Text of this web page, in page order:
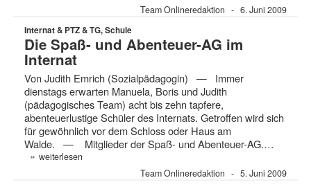
Team Onlineredaktion
6. Juni 2009
Internat & PTZ & TG, Schule
Die Spaß- und Abenteuer-AG im
Internat
Von Judith Emrich (Sozialpädagogin) — Immer
dienstags erwarten Manuela, Boris und Judith
(pädagogisches Team) acht bis zehn tapfere,
abenteuerlustige Schüler des Internats. Getroffen wird sich
für gewöhnlich vor dem Schloss oder Haus am
Walde. — Mitglieder der Spaß- und Abenteuer-AG.…
» weiterlesen
Team Onlineredaktion
5. Juni 2009